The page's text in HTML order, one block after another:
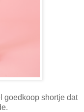
goedkoop shortje dat